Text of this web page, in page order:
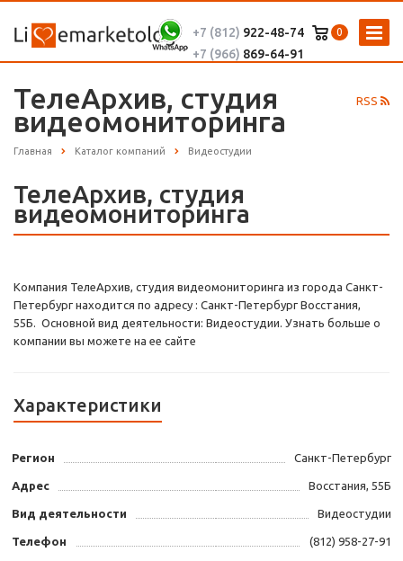
0
+7 (812) 922-48-74
+7 (966) 869-64-91
RSS
ТелеАрхив, студия
видеомониторинга
Главная Каталог компаний Видеостудии
ТелеАрхив, студия
видеомониторинга
Компания ТелеАрхив, студия видеомониторинга из города Санкт-
Петербург находится по адресу : Санкт-Петербург Восстания,
55Б. Основной вид деятельности: Видеостудии. Узнать больше о
компании вы можете на ее сайте
Характеристики
Регион Санкт-Петербург
Адрес Восстания, 55Б
Вид деятельности Видеостудии
Телефон (812) 958-27-91